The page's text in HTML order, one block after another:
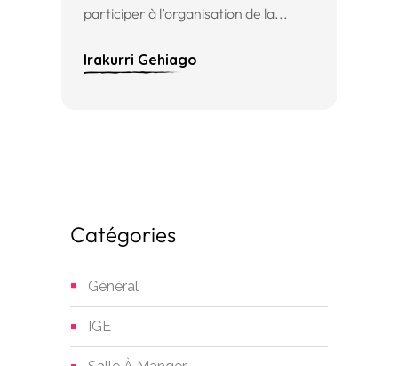
participer à l’organisation de la...
Irakurri Gehiago
Catégories
Général
IGE